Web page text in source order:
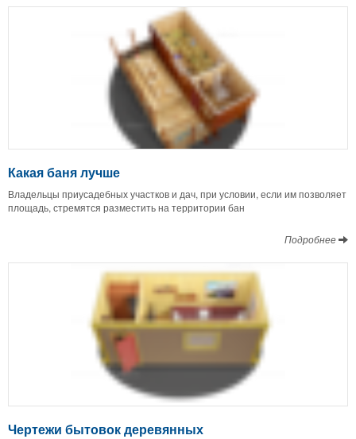
Какая баня лучше
Владельцы приусадебных участков и дач, при условии, если им позволяет
площадь, стремятся разместить на территории бан
Подробнее
Чертежи бытовок деревянных